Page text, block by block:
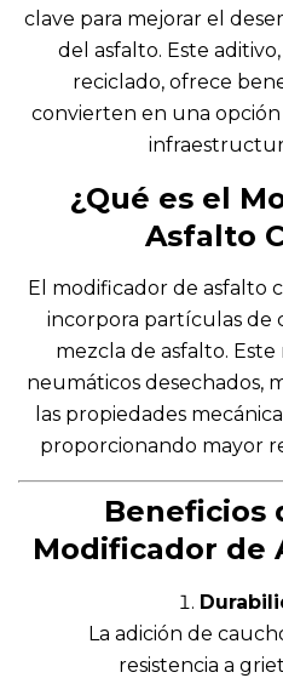
clave para mejorar el
del asfalto. Este
reciclado, ofrece
convierten en una
¿Qué es el
Asfalto
El modificador de asfalto
incorpora partículas de
mezcla de asfalto.
neumáticos desechados,
las propiedades
proporcionando mayor
Beneficios
Modificador de
La adición de
resistencia a